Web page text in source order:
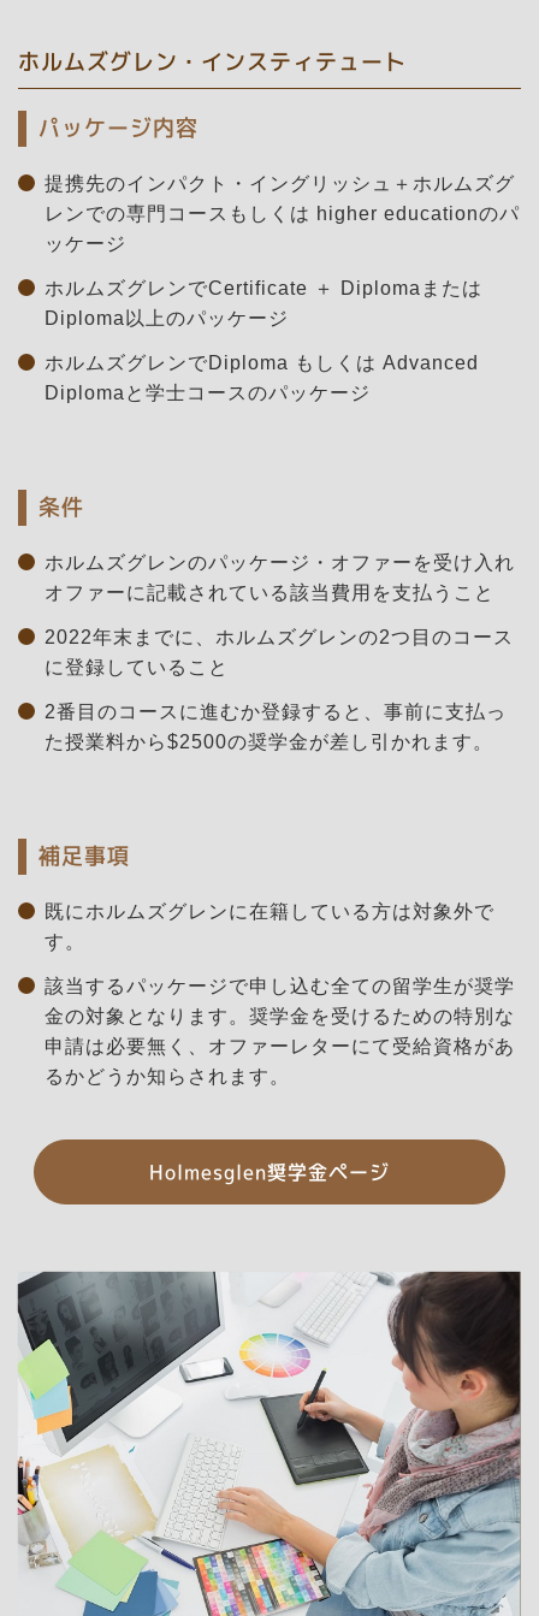
ホルムズグレン・インスティテュート
パッケージ内容
提携先のインパクト・イングリッシュ＋ホルムズグ
レンでの専門コースもしくは higher educationのパ
ッケージ
ホルムズグレンでCertificate ＋ Diplomaまたは
Diploma以上のパッケージ
ホルムズグレンでDiploma もしくは Advanced
Diplomaと学士コースのパッケージ
条件
ホルムズグレンのパッケージ・オファーを受け入れ
オファーに記載されている該当費用を支払うこと
2022年末までに、ホルムズグレンの2つ目のコース
に登録していること
2番目のコースに進むか登録すると、事前に支払っ
た授業料から$2500の奨学金が差し引かれます。
補足事項
既にホルムズグレンに在籍している方は対象外で
す。
該当するパッケージで申し込む全ての留学生が奨学
金の対象となります。奨学金を受けるための特別な
申請は必要無く、オファーレターにて受給資格があ
るかどうか知らされます。
Holmesglen奨学金ページ